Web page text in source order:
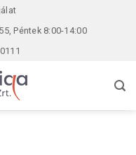
Péntek 8:00-14:00